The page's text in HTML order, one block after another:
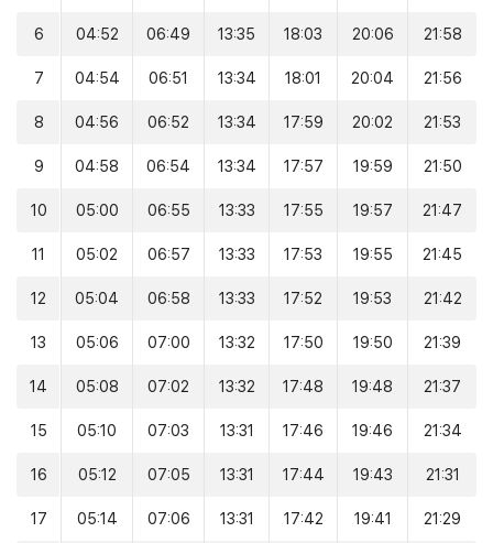
6 04:52 06:49 13:35 18:03 20:06 21:58
7 04:54 06:51 13:34 18:01 20:04 21:56
8 04:56 06:52 13:34 17:59 20:02 21:53
9 04:58 06:54 13:34 17:57 19:59 21:50
10 05:00 06:55 13:33 17:55 19:57 21:47
11 05:02 06:57 13:33 17:53 19:55 21:45
12 05:04 06:58 13:33 17:52 19:53 21:42
13 05:06 07:00 13:32 17:50 19:50 21:39
14 05:08 07:02 13:32 17:48 19:48 21:37
15 05:10 07:03 13:31 17:46 19:46 21:34
16 05:12 07:05 13:31 17:44 19:43 21:31
17 05:14 07:06 13:31 17:42 19:41 21:29